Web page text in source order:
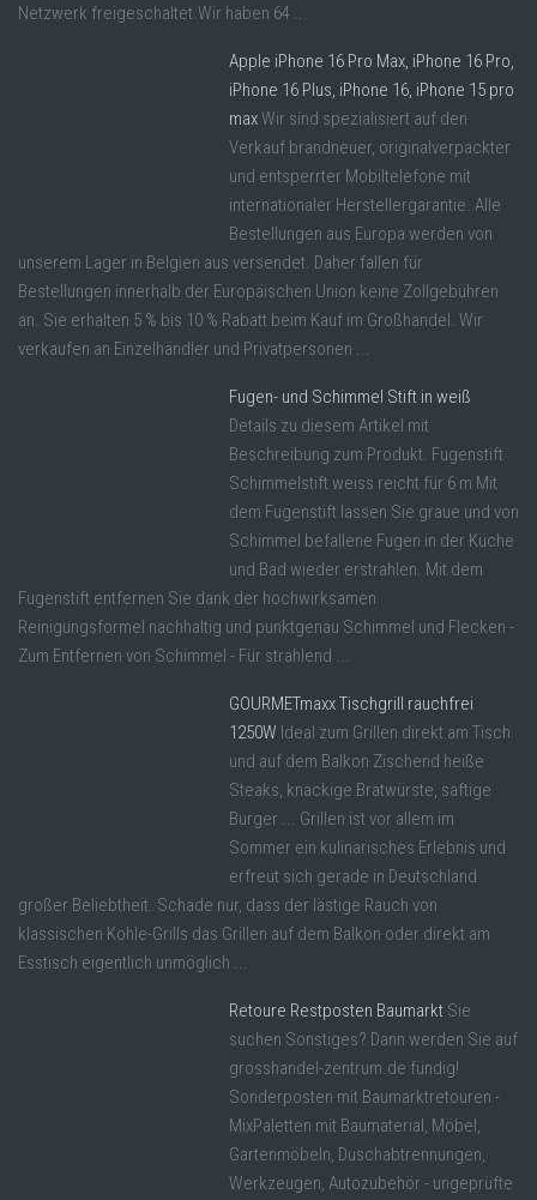
Netzwerk freigeschaltet.Wir haben 64 ...
Apple iPhone 16 Pro Max, iPhone 16 Pro,
iPhone 16 Plus, iPhone 16, iPhone 15 pro
maxWir sind spezialisiert auf den
Verkauf brandneuer, originalverpackter
und entsperrter Mobiltelefone mit
internationaler Herstellergarantie. Alle
Bestellungen aus Europa werden von
unserem Lager in Belgien aus versendet. Daher fallen für
Bestellungen innerhalb der Europäischen Union keine Zollgebühren
an. Sie erhalten 5 % bis 10 % Rabatt beim Kauf im Großhandel. Wir
verkaufen an Einzelhändler und Privatpersonen ...
Fugen- und Schimmel Stift in weiß
Details zu diesem Artikel mit
Beschreibung zum Produkt. Fugenstift
Schimmelstift weiss reicht für 6 m Mit
dem Fugenstift lassen Sie graue und von
Schimmel befallene Fugen in der Küche
und Bad wieder erstrahlen. Mit dem
Fugenstift entfernen Sie dank der hochwirksamen
Reinigungsformel nachhaltig und punktgenau Schimmel und Flecken -
Zum Entfernen von Schimmel - Für strahlend ...
GOURMETmaxx Tischgrill rauchfrei
1250W Ideal zum Grillen direkt am Tisch
und auf dem Balkon Zischend heiße
Steaks, knackige Bratwürste, saftige
Burger ... Grillen ist vor allem im
Sommer ein kulinarisches Erlebnis und
erfreut sich gerade in Deutschland
großer Beliebtheit. Schade nur, dass der lästige Rauch von
klassischen Kohle-Grills das Grillen auf dem Balkon oder direkt am
Esstisch eigentlich unmöglich ...
Retoure Restposten Baumarkt Sie
suchen Sonstiges? Dann werden Sie auf
grosshandel-zentrum.de fündig!
Sonderposten mit Baumarktretouren -
MixPaletten mit Baumaterial, Möbel,
Gartenmöbeln, Duschabtrennungen,
Werkzeugen, Autozubehör - ungeprüfte